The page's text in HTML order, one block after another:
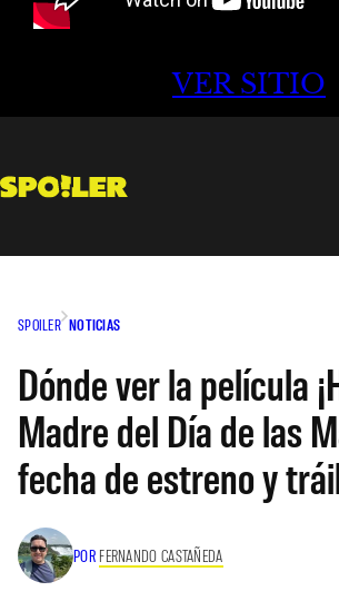
VER SITIO
SPOILER NOTICIAS
Dónde ver la película
Madre del Día de las
fecha de estreno y
POR FERNANDO CASTAÑEDA